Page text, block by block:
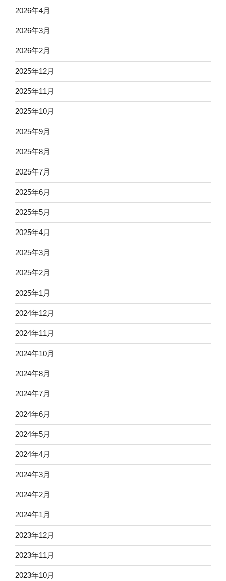
2026年4月
2026年3月
2026年2月
2025年12月
2025年11月
2025年10月
2025年9月
2025年8月
2025年7月
2025年6月
2025年5月
2025年4月
2025年3月
2025年2月
2025年1月
2024年12月
2024年11月
2024年10月
2024年8月
2024年7月
2024年6月
2024年5月
2024年4月
2024年3月
2024年2月
2024年1月
2023年12月
2023年11月
2023年10月